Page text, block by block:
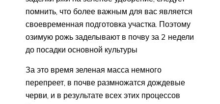
помнить, что более важным для вас является
своевременная подготовка участка. Поэтому
озимую рожь заделывают в почву за 2 недели
до посадки основной культуры
За это время зеленая масса немного
перепреет, в почве размножатся дождевые
черви, и в результате всех этих процессов